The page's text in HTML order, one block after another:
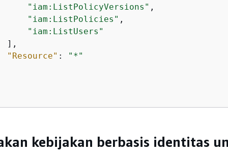
"iam:ListPolicyVersions" ,
"iam:ListPolicies" ,
"iam:ListUsers"
],
"Resource" :
"*"
kebijakan berbasis identitas